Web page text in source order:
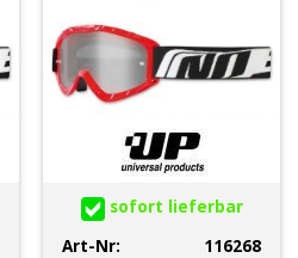
sofort lieferbar
Art-Nr:
116268